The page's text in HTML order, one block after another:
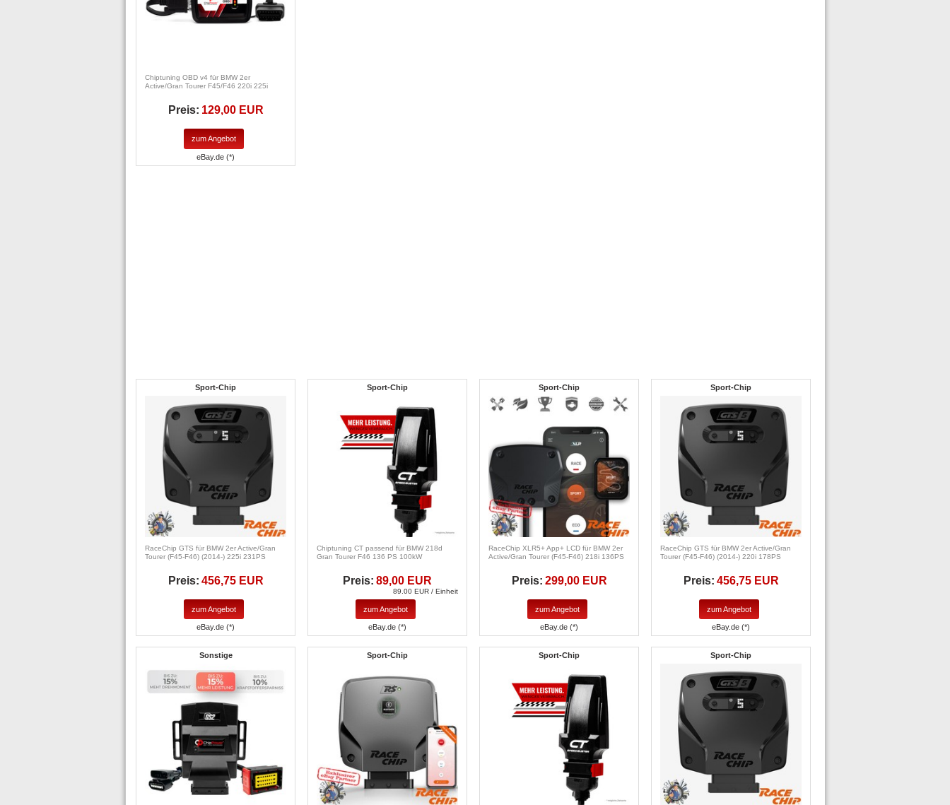
Chiptuning OBD v4 für BMW 2er
Active/Gran Tourer F45/F46 220i 225i
Preis: 129,00 EUR
zum Angebot
eBay.de (*)
Sport-Chip
RaceChip GTS für BMW 2er Active/Gran
Tourer (F45-F46) (2014-) 225i 231PS
Preis: 456,75 EUR
zum Angebot
eBay.de (*)
Sport-Chip
Chiptuning CT passend für BMW 218d
Gran Tourer F46 136 PS 100kW
Preis: 89,00 EUR
89.00 EUR / Einheit
zum Angebot
eBay.de (*)
Sport-Chip
RaceChip XLR5+ App+ LCD für BMW 2er
Active/Gran Tourer (F45-F46) 218i 136PS
Preis: 299,00 EUR
zum Angebot
eBay.de (*)
Sport-Chip
RaceChip GTS für BMW 2er Active/Gran
Tourer (F45-F46) (2014-) 220i 178PS
Preis: 456,75 EUR
zum Angebot
eBay.de (*)
Sonstige Sport-Chip Sport-Chip Sport-Chip